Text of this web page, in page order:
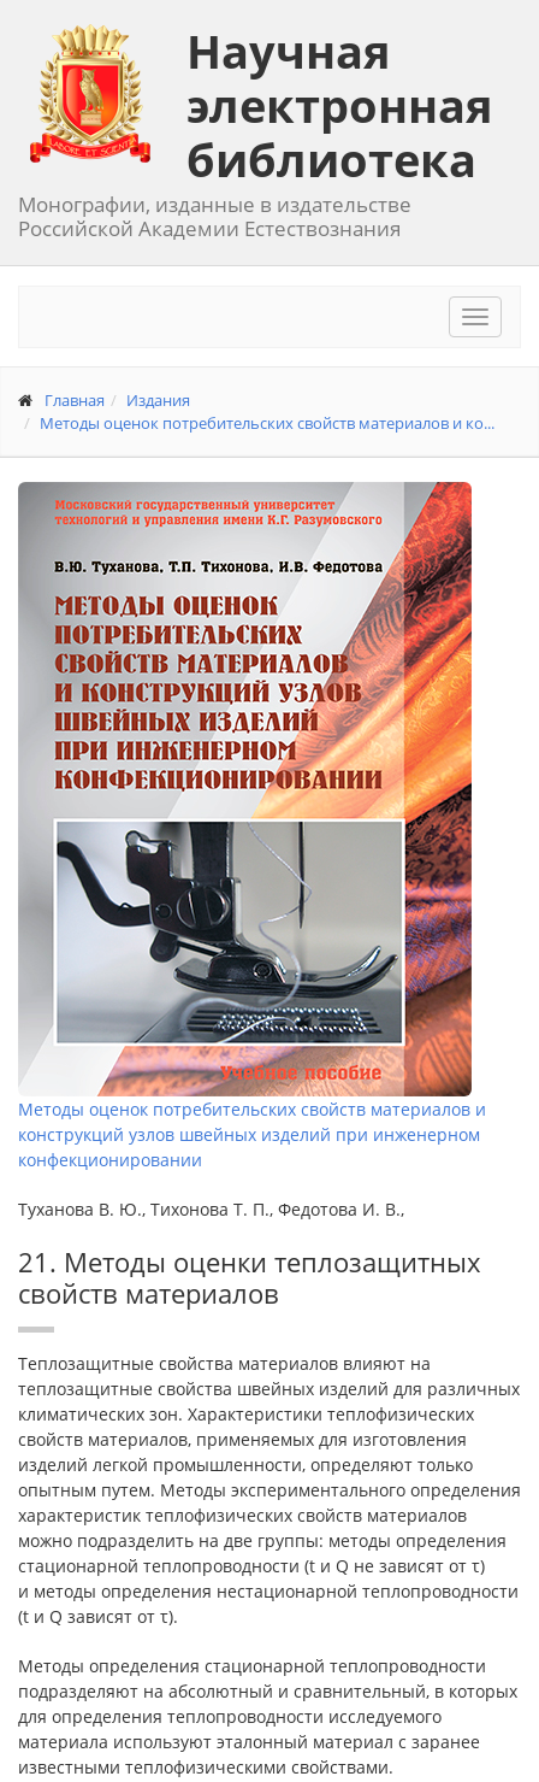
Научная
электронная
библиотека
Монографии, изданные в издательстве
Российской Академии Естествознания
Toggle
Главная
Издания
Методы оценок потребительских свойств материалов и ко...
Методы оценок потребительских свойств материалов и
конструкций узлов швейных изделий при инженерном
конфекционировании
Туханова В. Ю., Тихонова Т. П., Федотова И. В.,
21. Методы оценки теплозащитных
свойств материалов
Теплозащитные свойства материалов влияют на
теплозащитные свойства швейных изделий для различных
климатических зон. Характеристики теплофизических
свойств материалов, применяемых для изготовления
изделий легкой промышленности, определяют только
опытным путем. Методы экспериментального определения
характеристик теплофизических свойств материалов
можно подразделить на две группы: методы определения
стационарной теплопроводности (t и Q не зависят от τ)
и методы определения нестационарной теплопроводности
(t и Q зависят от τ).
Методы определения стационарной теплопроводности
подразделяют на абсолютный и сравнительный, в которых
для определения теплопроводности исследуемого
материала используют эталонный материал с заранее
известными теплофизическими свойствами.